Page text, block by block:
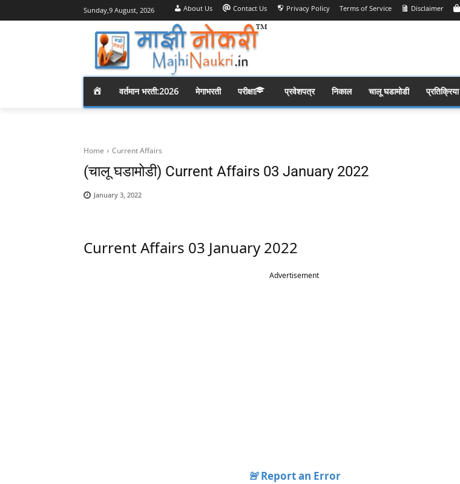
Sunday,9 August, 2026 About Us Contact Us Privacy Policy Terms of Service Disclaimer
M
E
वर्तमान भरती:2026 मेगाभरती परीक्षा प्रवेशपत्र निकाल चालू घडामोडी प्रतिक्रिया
Home Current Affairs
(चालू घडामोडी) Current Affairs 03 January 2022
January 3, 2022
Current Affairs 03 January 2022
Advertisement
🚨Report an Error